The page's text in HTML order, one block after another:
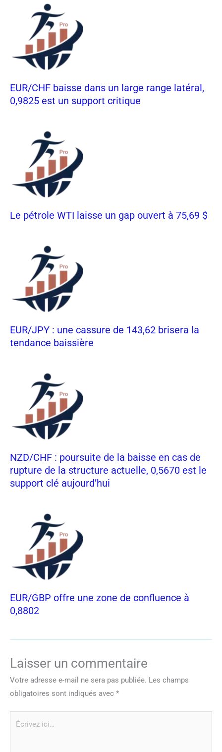
EUR/CHF baisse dans un large range latéral,
0,9825 est un support critique
Le pétrole WTI laisse un gap ouvert à 75,69 $
EUR/JPY : une cassure de 143,62 brisera la
tendance baissière
NZD/CHF : poursuite de la baisse en cas de
rupture de la structure actuelle, 0,5670 est le
support clé aujourd’hui
EUR/GBP offre une zone de confluence à
0,8802
Laisser un commentaire
Votre adresse e-mail ne sera pas publiée. Les champs
obligatoires sont indiqués avec *